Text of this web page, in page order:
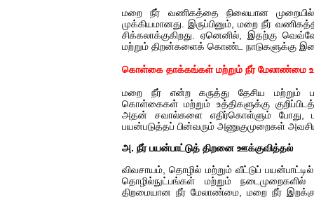
மறை நீர் வணிகத்தை நிலையான முறையில்
முக்கியமானது. இருப்பினும், மறை நீர்
சிக்கலாக்குகிறது. ஏனெனில், இதற்கு
மற்றும் திறன்களைக் கொண்ட நாடுகளுக்கு
கொள்கை தாக்கங்கள் மற்றும் நீர் மேலாண்மை
மறை நீர் என்ற கருத்து தேசிய மற்றும்
கொள்கைகள் மற்றும் உத்திகளுக்கு
அதன் சவால்களை எதிர்கொள்ளும்
பயன்படுத்தப் பின்வரும் அணுகுமுறைகள்
அ. நீர் பயன்பாட்டுத் திறனை ஊக்குவித்தல்
விவசாயம், தொழில் மற்றும் வீட்டுப்
தொழில்நுட்பங்கள் மற்றும்
திறமையான நீர் மேலாண்மை, மறை நீர்